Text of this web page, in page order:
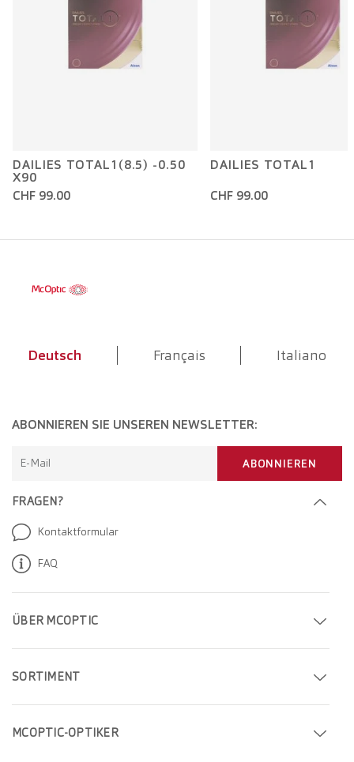
DAILIES TOTAL1(8.5) -0.50
X90
CHF 99.00
DAILIES TOTAL1
CHF 99.00
Deutsch Français Italiano
ÜBER MCOPTIC
Termin buchen
Filiale finden
Karriere
SORTIMENT
Brillen
Sonnenbrillen
MCOPTIC-OPTIKER
FRAGEN?
Kontaktformular
FAQ
ABONNIEREN SIE UNSEREN NEWSLETTER:
E-Mail ABONNIEREN